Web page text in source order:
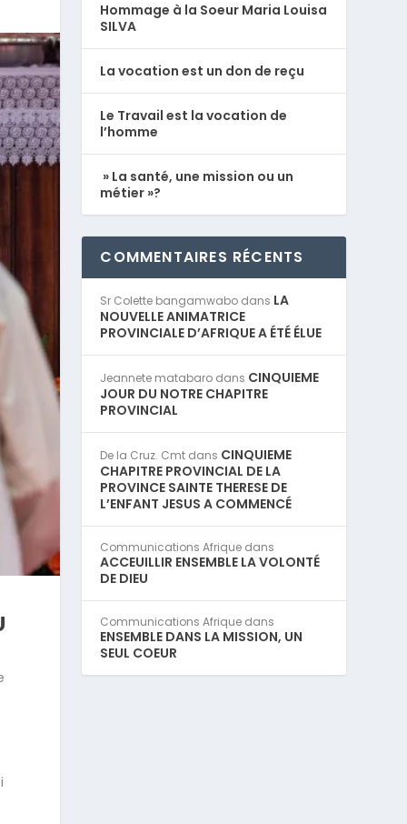
Hommage à la Soeur Maria Louisa
SILVA
La vocation est un don de reçu
Le Travail est la vocation de
l’homme
» La santé, une mission ou un
métier »?
COMMENTAIRES RÉCENTS
Sr Colette bangamwabo dans LA
NOUVELLE ANIMATRICE
PROVINCIALE D’AFRIQUE A ÉTÉ ÉLUE
Jeannete matabaro dans CINQUIEME
JOUR DU NOTRE CHAPITRE
PROVINCIAL
De la Cruz. Cmt dans CINQUIEME
CHAPITRE PROVINCIAL DE LA
PROVINCE SAINTE THERESE DE
L’ENFANT JESUS A COMMENCÉ
Communications Afrique dans
ACCEUILLIR ENSEMBLE LA VOLONTÉ
DE DIEU
Communications Afrique dans
ENSEMBLE DANS LA MISSION, UN
SEUL COEUR